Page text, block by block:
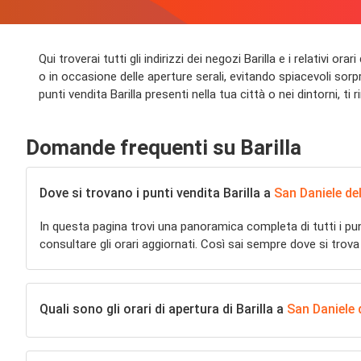
Qui troverai tutti gli indirizzi dei negozi Barilla e i relativi
o in occasione delle aperture serali, evitando spiacevoli
punti vendita Barilla presenti nella tua città o nei dintorni, ti
Domande frequenti su Barilla
Dove si trovano i punti vendita Barilla a San Daniele
In questa pagina trovi una panoramica completa di tutti i
consultare gli orari aggiornati. Così sai sempre dove si
Quali sono gli orari di apertura di Barilla a San Daniele